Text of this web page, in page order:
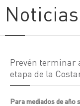
Noticias
Prevén terminar
etapa de la
Para mediados de año